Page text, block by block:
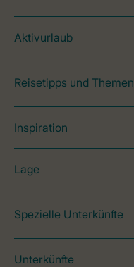
Aktivurlaub
Reisetipps und Themen
Inspiration
Lage
Spezielle Unterkünfte
Unterkünfte